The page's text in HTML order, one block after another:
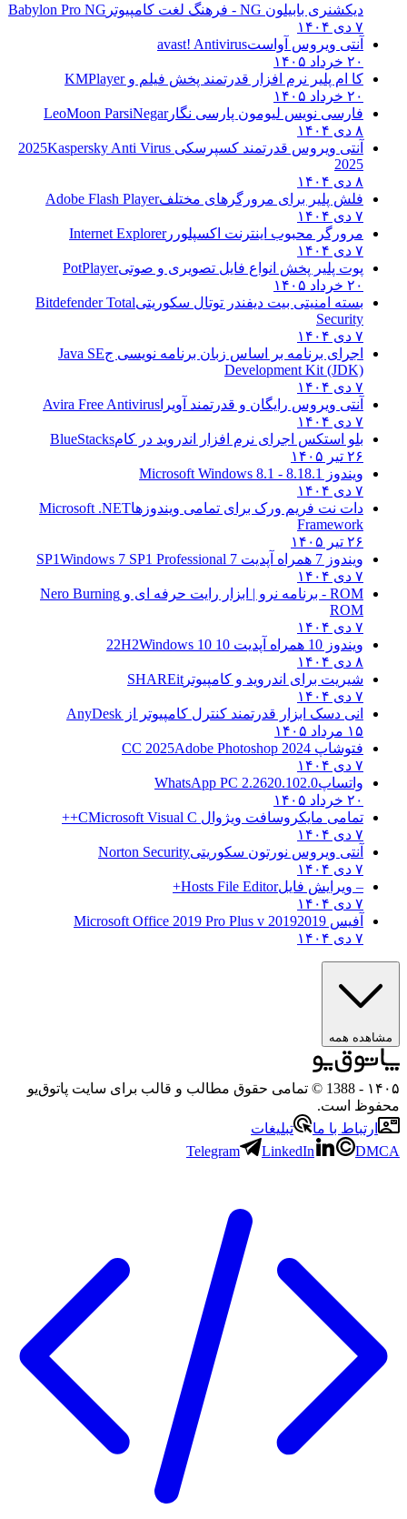
دیکشنری بابیلون NG - فرهنگ لغت کامپیوتر
Babylon Pro NG
۷ دی ۱۴۰۴
آنتی ویروس آواستavast! Antivirus
۲۰ خرداد ۱۴۰۵
کا ام پلیر نرم افزار قدرتمند پخش فیلم وKMPlayer
۲۰ خرداد ۱۴۰۵
فارسی نویس لیومون پارسی نگارLeoMoon ParsiNegar
۸ دی ۱۴۰۴
آنتی ویروس قدرتمند کسپرسکی 2025 Kaspersky Anti Virus
2025
۸ دی ۱۴۰۴
فلش پلیر برای مرورگرهای مختلفAdobe Flash Player
۷ دی ۱۴۰۴
مرورگر محبوب اینترنت اکسپلوررInternet Explorer
۷ دی ۱۴۰۴
پوت پلیر پخش انواع فایل تصویری و صوتیPotPlayer
۲۰ خرداد ۱۴۰۵
بسته امنیتی بیت دیفندر توتال سکوریتیBitdefender Total
Security
۷ دی ۱۴۰۴
اجرای برنامه بر اساس زبان برنامه نویسی جJava SE
Development Kit (JDK)
۷ دی ۱۴۰۴
آنتی ویروس رایگان و قدرتمند آویرا Avira Free Antivirus
۷ دی ۱۴۰۴
بلو استکس اجرای نرم افزار اندروید در کامBlueStacks
۲۶ تیر ۱۴۰۵
ویندوز 8.1
8.1 - Microsoft Windows 8.1
۷ دی ۱۴۰۴
دات نت فریم ورک برای تمامی ویندوزهاMicrosoft .NET
Framework
۲۶ تیر ۱۴۰۵
ویندوز 7 همراه آپدیت 7 SP1
Windows 7 SP1 Professional
۷ دی ۱۴۰۴
ROM - برنامه نرو | ابزار رایت حرفه ای و
Nero Burning
ROM
۷ دی ۱۴۰۴
ویندوز 10 همراه آپدیت 10 22H2
Windows 10
۸ دی ۱۴۰۴
شیریت برای اندروید و کامپیوتر SHAREit
۷ دی ۱۴۰۴
انی دسک ابزار قدرتمند کنترل کامپیوتر از AnyDesk
۱۵ مرداد ۱۴۰۵
فتوشاپ CC 2025 Adobe Photoshop 2024
۷ دی ۱۴۰۴
واتساپWhatsApp PC 2.2620.102.0
۲۰ خرداد ۱۴۰۵
تمامی مایکروسافت ویژوال C Microsoft Visual C++
۷ دی ۱۴۰۴
آنتی ویروس نورتون سکوریتیNorton Security
۷ دی ۱۴۰۴
– ویرایش فایلHosts File Editor+
۷ دی ۱۴۰۴
آفیس 2019 2019 Microsoft Office 2019 Pro Plus v
۷ دی ۱۴۰۴
مشاهده همه
۱۴۰۵
- 1388 © تمامی حقوق مطالب و قالب برای سایت پاتوق‌یو
محفوظ است.
ارتباط با ما
تبلیغات
Telegram
LinkedIn DMCA